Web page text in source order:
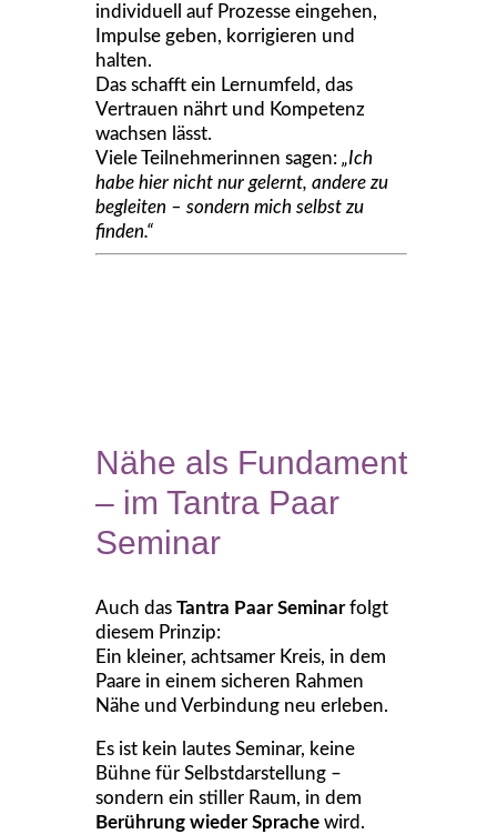
individuell auf Prozesse eingehen,
Impulse geben, korrigieren und
halten.
Das schafft ein Lernumfeld, das
Vertrauen nährt und Kompetenz
wachsen lässt.
Viele Teilnehmerinnen sagen:„Ich
habe hier nicht nur gelernt, andere zu
begleiten – sondern mich selbst zu
finden.“
Nähe als Fundament
– im Tantra Paar
Seminar
Auch dasTantra Paar Seminarfolgt
diesem Prinzip:
Ein kleiner, achtsamer Kreis, in dem
Paare in einem sicheren Rahmen
Nähe und Verbindung neu erleben.
Es ist kein lautes Seminar, keine
Bühne für Selbstdarstellung –
sondern ein stiller Raum, in dem
Berührung wieder Sprache wird.